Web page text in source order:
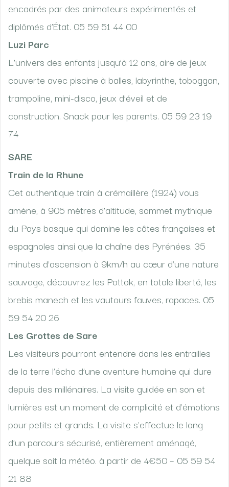
encadrés par des animateurs expérimentés et
diplômés d’État. 05 59 51 44 00
Luzi Parc
L’univers des enfants jusqu’à 12 ans, aire de jeux
couverte avec piscine à balles, labyrinthe, toboggan,
trampoline, mini-disco, jeux d’éveil et de
construction. Snack pour les parents. 05 59 23 19
74
SARE
Train de la Rhune
Cet authentique train à crémaillère (1924) vous
amène, à 905 mètres d’altitude, sommet mythique
du Pays basque qui domine les côtes françaises et
espagnoles ainsi que la chaîne des Pyrénées. 35
minutes d’ascension à 9km/h au cœur d’une nature
sauvage, découvrez les Pottok, en totale liberté, les
brebis manech et les vautours fauves, rapaces. 05
59 54 20 26
Les Grottes de Sare
Les visiteurs pourront entendre dans les entrailles
de la terre l’écho d’une aventure humaine qui dure
depuis des millénaires. La visite guidée en son et
lumières est un moment de complicité et d’émotions
pour petits et grands. La visite s’effectue le long
d’un parcours sécurisé, entièrement aménagé,
quelque soit la météo. à partir de 4€50 – 05 59 54
21 88